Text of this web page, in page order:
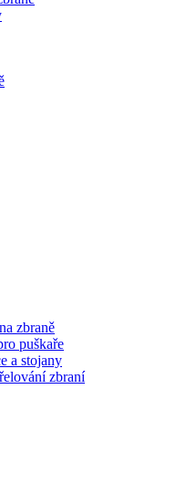
zbraně
puškaře
a stojany
zbraní